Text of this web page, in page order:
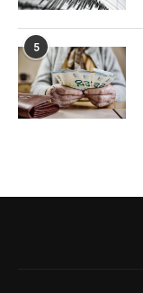
5